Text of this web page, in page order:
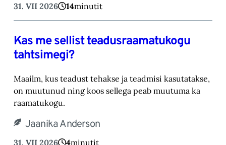
31. VII 2026 14minutit
Kas me sellist teadusraamatukogu
tahtsimegi?
Maailm, kus teadust tehakse ja teadmisi kasutatakse,
on muutunud ning koos sellega peab muutuma ka
raamatukogu.
Jaanika Anderson
31. VII 2026 4minutit